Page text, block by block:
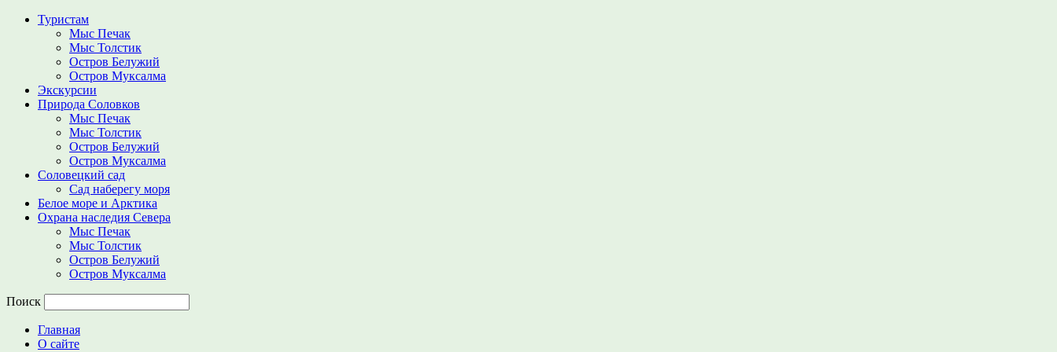
Туристам
Мыс Печак
Мыс Толстик
Остров Белужий
Остров Муксалма
Экскурсии
Природа Соловков
Мыс Печак
Мыс Толстик
Остров Белужий
Остров Муксалма
Соловецкий сад
Сад наберегу моря
Белое море и Арктика
Охрана наследия Севера
Мыс Печак
Мыс Толстик
Остров Белужий
Остров Муксалма
Поиск
Главная
О сайте